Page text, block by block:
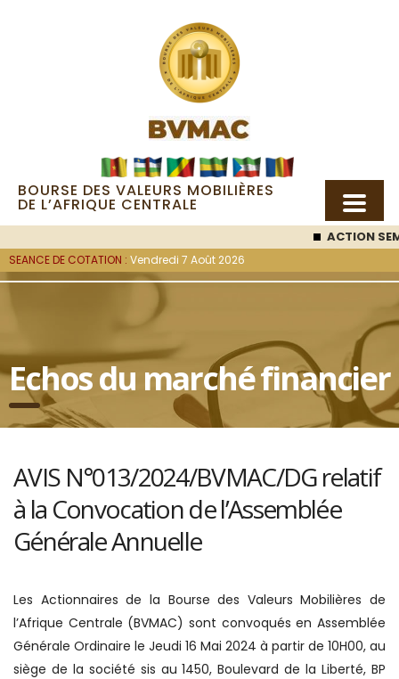
BOURSE DES VALEURS MOBILIÈRES
DE L’AFRIQUE CENTRALE
ACTION SEMC: 53
SEANCE DE COTATION : Vendredi 7 Août 2026
Echos du marché financier
AVIS N°013/2024/BVMAC/DG relatif
à la Convocation de l’Assemblée
Générale Annuelle
Les Actionnaires de la Bourse des Valeurs Mobilières de
l’Afrique Centrale (BVMAC) sont convoqués en Assemblée
Générale Ordinaire le Jeudi 16 Mai 2024 à partir de 10H00, au
siège de la société sis au 1450, Boulevard de la Liberté, BP